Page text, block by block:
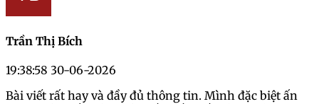
Trần Thị Bích
19:38:58 30-06-2026
Bài viết rất hay và đầy đủ thông tin. Mình đặc biệt ấn